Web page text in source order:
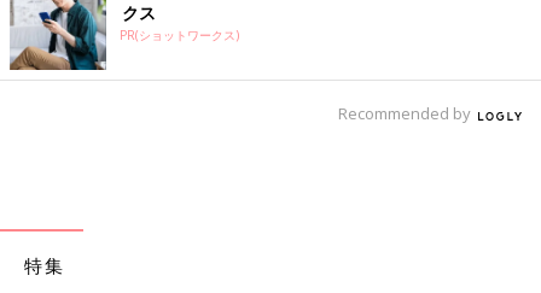
クス
PR(ショットワークス)
Recommended by
特集